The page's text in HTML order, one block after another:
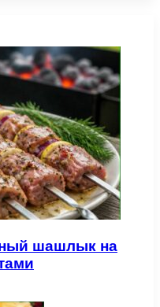
шашлык на